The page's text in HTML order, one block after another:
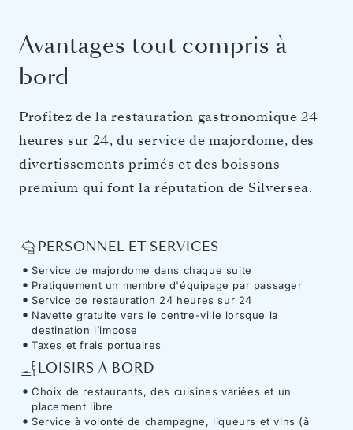
Avantages tout compris à
bord
Profitez de la restauration gastronomique 24
heures sur 24, du service de majordome, des
divertissements primés et des boissons
premium qui font la réputation de Silversea.
PERSONNEL ET SERVICES
Service de majordome dans chaque suite
Pratiquement un membre d'équipage par passager
Service de restauration 24 heures sur 24
Navette gratuite vers le centre-ville lorsque la
destination l’impose
Taxes et frais portuaires
LOISIRS À BORD
Choix de restaurants, des cuisines variées et un
placement libre
Service à volonté de champagne, liqueurs et vins (à